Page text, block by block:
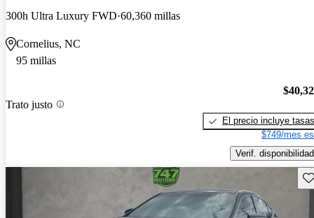
300h Ultra Luxury FWD 60,360 millas
Cornelius, NC
95 millas
Trato justo
El precio incluye tasas
$749/mes
Verif. disponibilidad